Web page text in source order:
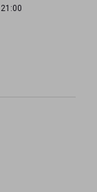
21:00